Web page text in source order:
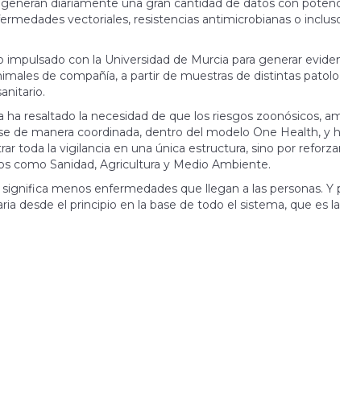
diariamente una gran cantidad de datos con
vectoriales, resistencias antimicrobianas o
con la Universidad de Murcia para generar
de compañía, a partir de muestras de distintas
ha resaltado la necesidad de que los riesgos zoonósicos,
de manera coordinada, dentro del modelo One Health, y
toda la vigilancia en una única estructura, sino por
como Sanidad, Agricultura y Medio Ambiente.
menos enfermedades que llegan a las personas. Y
desde el principio en la base de todo el sistema, que es